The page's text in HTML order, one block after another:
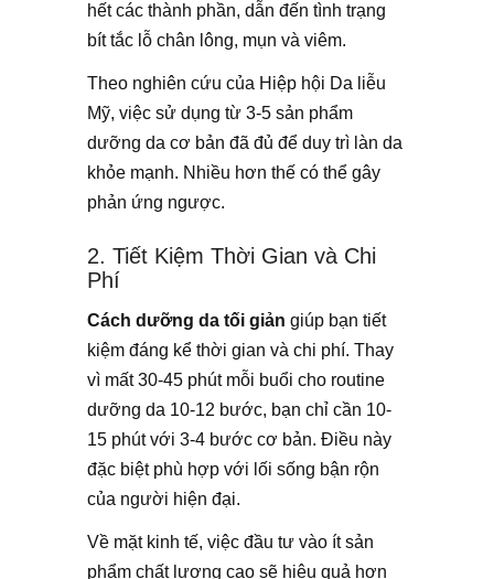
hết các thành phần, dẫn đến tình trạng
bít tắc lỗ chân lông, mụn và viêm.
Theo nghiên cứu của Hiệp hội Da liễu
Mỹ, việc sử dụng từ 3-5 sản phẩm
dưỡng da cơ bản đã đủ để duy trì làn da
khỏe mạnh. Nhiều hơn thế có thể gây
phản ứng ngược.
2. Tiết Kiệm Thời Gian và Chi
Phí
Cách dưỡng da tối giản giúp bạn tiết
kiệm đáng kể thời gian và chi phí. Thay
vì mất 30-45 phút mỗi buổi cho routine
dưỡng da 10-12 bước, bạn chỉ cần 10-
15 phút với 3-4 bước cơ bản. Điều này
đặc biệt phù hợp với lối sống bận rộn
của người hiện đại.
Về mặt kinh tế, việc đầu tư vào ít sản
phẩm chất lượng cao sẽ hiệu quả hơn